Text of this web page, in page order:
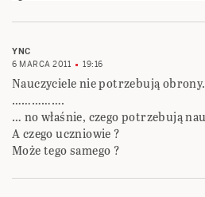
YNC
6 MARCA 2011
19:16
Nauczyciele nie potrzebują
…………….
… no właśnie, czego potrzebują
A czego uczniowie ?
Może tego samego ?